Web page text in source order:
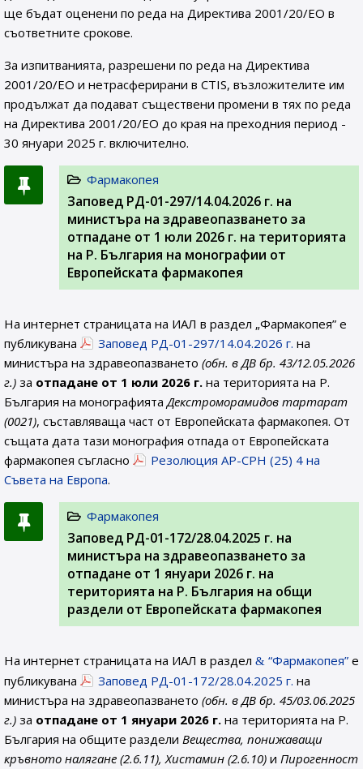
ще бъдат оценени по реда на Директива 2001/20/ЕО в
съответните срокове.
За изпитванията, разрешени по реда на Директива
2001/20/ЕО и нетрасферирани в CTIS, възложителите им
продължат да подават съществени промени в тях по реда
на Директива 2001/20/ЕО до края на преходния период -
30 януари 2025 г. включително.
Фармакопея
Заповед РД-01-297/14.04.2026 г. на
министъра на здравеопазването за
отпадане от 1 юли 2026 г. на територията
на Р. България на монографии от
Европейската фармакопея
На интернет страницата на ИАЛ в раздел „Фармакопея” е
публикувана
Заповед РД-01-297/14.04.2026 г. на
министъра на здравеопазването (обн. в ДВ бр. 43/12.05.2026
г.) за отпадане от 1 юли 2026 г. на територията на Р.
България на монографиятаДекстроморамидов тартaрат
(0021), съставляваща част от Европейската фармакопея. От
същата дата тази монография отпада от Европейската
фармакопея съгласно
Резолюция AP-CPH (25) 4 на
Съвета на Европа.
Фармакопея
Заповед РД-01-172/28.04.2025 г. на
министъра на здравеопазването за
отпадане от 1 януари 2026 г. на
територията на Р. България на общи
раздели от Европейската фармакопея
На интернет страницата на ИАЛ в раздел “Фармакопея” е
публикувана
Заповед РД-01-172/28.04.2025 г. на
министъра на здравеопазването (обн. в ДВ бр. 45/03.06.2025
г.) за отпадане от 1 януари 2026 г. на територията на Р.
България на общите раздели Вещества, понижаващи
кръвното налягане (2.6.11), Хистамин (2.6.10) и Пирогенност